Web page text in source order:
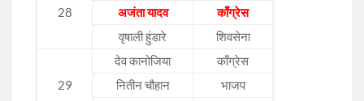
28
अजंता यादव
काँग्रेस
वृषाली हुंडारे
शिवसेना
29
देव कानोजिया
काँग्रेस
नितीन चौहान
भाजप